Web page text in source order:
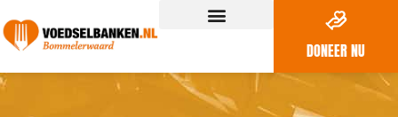
DONEER NU